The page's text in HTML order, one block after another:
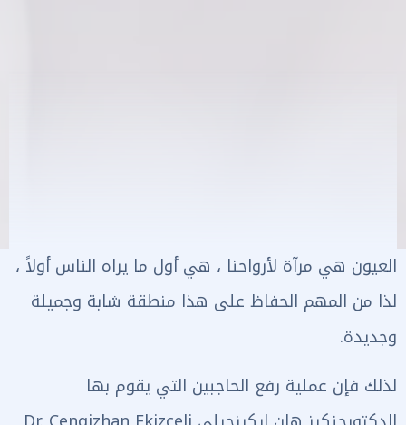
العيون هي مرآة لأرواحنا ، هي أول ما يراه الناس أولاً ،
لذا من المهم الحفاظ على هذا منطقة شابة وجميلة
وجديدة.
لذلك فإن عملية رفع الحاجبين التي يقوم بها